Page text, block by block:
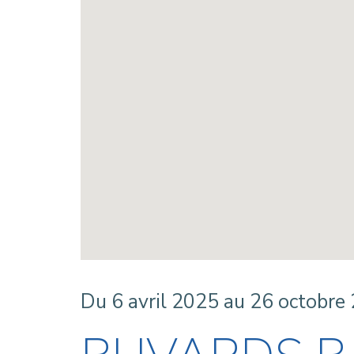
Du 6 avril 2025 au 26 octobre